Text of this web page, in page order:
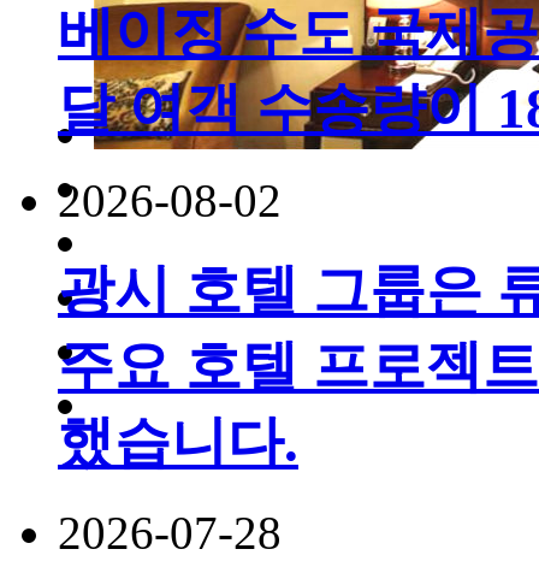
베이징 수도 국제
달 여객 수송량이
2026-08-02
광시 호텔 그룹은
주요 호텔 프로젝
했습니다.
2026-07-28